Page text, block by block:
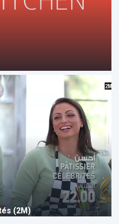
(2M)